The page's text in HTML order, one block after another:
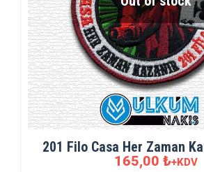
201 Filo Casa Her Zaman
165,00 ₺+KDV